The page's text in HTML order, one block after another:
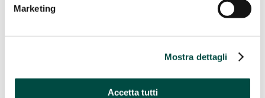
Marketing
Mostra dettagli
Accetta tutti
Performance sociale
Boschi di CPL – Earth Care